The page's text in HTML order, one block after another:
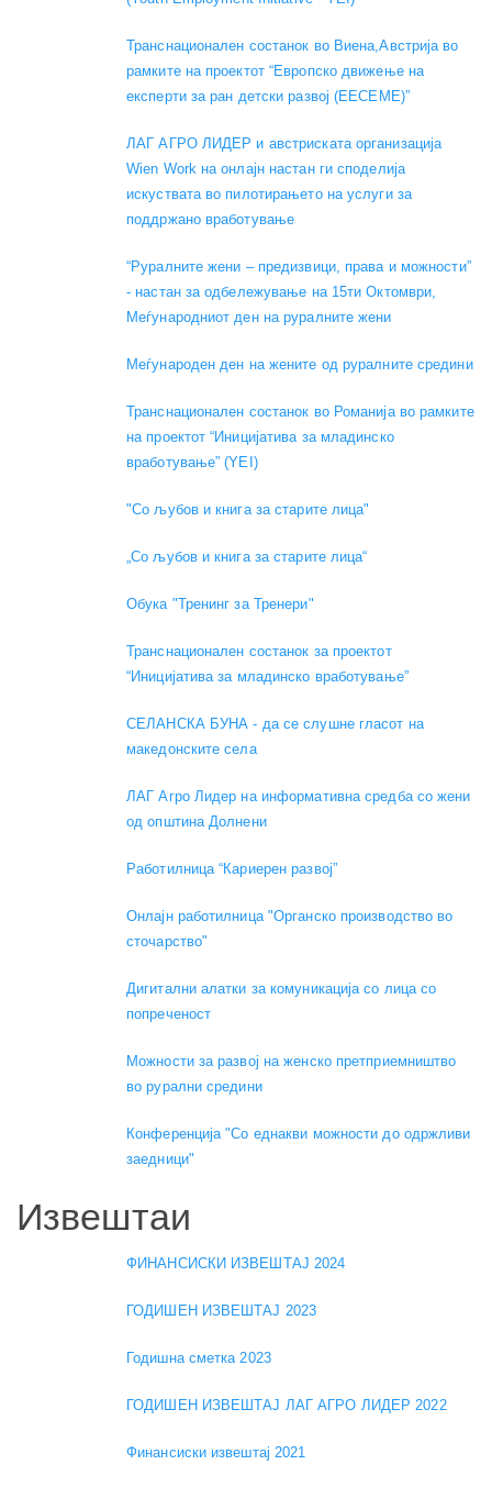
Транснационален состанок во Виена,Австрија во
рамките на проектот “Европско движење на
експерти за ран детски развој (EECEME)”
ЛАГ АГРО ЛИДЕР и австриската организација
Wien Work на онлајн настан ги споделија
искуствата во пилотирањето на услуги за
поддржано вработување
“Руралните жени – предизвици, права и можности”
- настан за одбележување на 15ти Октомври,
Меѓународниот ден на руралните жени
Меѓународен ден на жените од руралните средини
Транснационален состанок во Романија во рамките
на проектот “Иницијатива за младинско
вработување” (YEI)
"Со љубов и книга за старите лица"
„Со љубов и книга за старите лица“
Обука "Тренинг за Тренери"
Транснационален состанок за проектот
“Иницијатива за младинско вработување”
СЕЛАНСКА БУНА - да се слушне гласот на
македонските села
ЛАГ Агро Лидер на информативна средба со жени
од општина Долнени
Работилница “Кариерен развој”
Онлајн работилница "Органско производство во
сточарство"
Дигитални алатки за комуникација со лица со
попреченост
Можности за развој на женско претприемништво
во рурални средини
Конференција "Со еднакви можности до одржливи
заедници"
Извештаи
ФИНАНСИСКИ ИЗВЕШТАЈ 2024
ГОДИШЕН ИЗВЕШТАЈ 2023
Годишна сметка 2023
ГОДИШЕН ИЗВЕШТАЈ ЛАГ АГРО ЛИДЕР 2022
Финансиски извештај 2021